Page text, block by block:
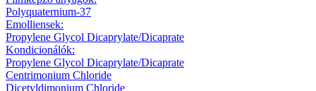
Polyquaternium-37
Emolliensek:
Propylene Glycol Dicaprylate/Dicaprate
Kondicionálók:
Propylene Glycol Dicaprylate/Dicaprate
Centrimonium Chloride
Dicetyldimonium Chloride